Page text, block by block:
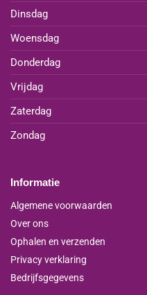
Dinsdag
Woensdag
Donderdag
Vrijdag
Zaterdag
Zondag
Informatie
Algemene voorwaarden
Over ons
Ophalen en verzenden
Privacy verklaring
Bedrijfsgegevens